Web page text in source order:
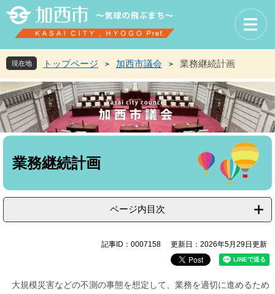
先
頭
で
す
。
を
飛
ば
し
て
本
文
現在地 トップページ > 加西市議会 > 業務継続計画
本
業務継続計画
ページ内目次
記事ID：0007158 更新日：2026年5月29日更新
大規模災害などの不測の事態を想定して、業務を適切に進めるため